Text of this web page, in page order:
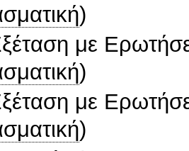
)
με
)
με
)